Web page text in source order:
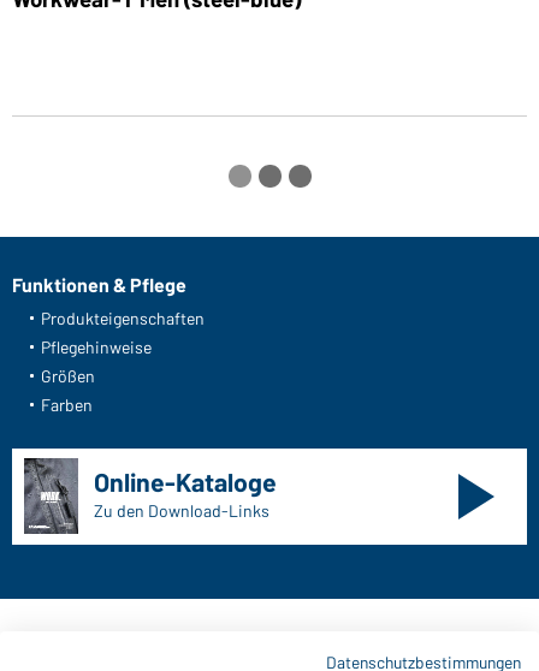
Funktionen & Pflege
Produkteigenschaften
Pflegehinweise
Größen
Farben
Online-Kataloge
Zu den Download-Links
Datenschutzbestimmungen